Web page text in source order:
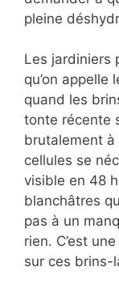
pleine
Les jardiniers
qu’on appelle
quand les
tonte récente
brutalement à
cellules se
visible en 48
blanchâtres
pas à un
rien. C’est
sur ces brins-